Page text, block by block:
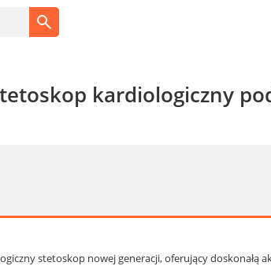
kardiologiczny
stetoskop nowej generacji, oferujący